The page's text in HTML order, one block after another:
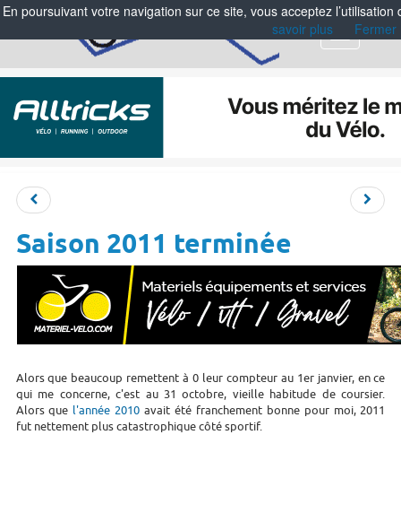
Menu
Saison 2011 terminée
Alors que beaucoup remettent à 0 leur compteur au 1er janvier, en ce
qui me concerne, c'est au 31 octobre, vieille habitude de coursier.
Alors que l'année 2010 avait été franchement bonne pour moi, 2011
fut nettement plus catastrophique côté sportif.
En poursuivant votre navigation sur ce site, vous acceptez
savoir plus
Fermer